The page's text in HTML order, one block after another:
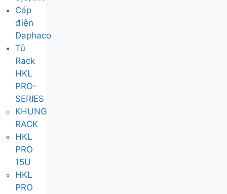
Cáp
điện
Daphaco
Tủ
Rack
HKL
PRO-
SERIES
KHUNG
RACK
HKL
PRO
15U
HKL
PRO